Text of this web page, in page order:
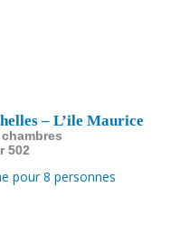
– L’ile Maurice
502